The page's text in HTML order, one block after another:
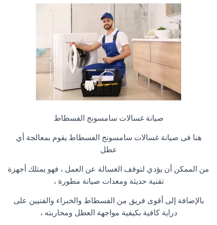
صيانة غسالات سامسونج الفسطاط
هنا فى صيانة غسالات سامسونج الفسطاط يقوم بمعالجة أي
عطل
من الممكن أن يؤدي لتوقف الغسالة عن العمل ، فهو يمتلك أجهزة
تقنية حديثة ومعدات صيانة مطورة ،
بالإضافة إلى أقوى فريق من الفسطاط والخبراء والفنيين على
دراية كافية بكيفية مواجهة العطل ومحاربته ،